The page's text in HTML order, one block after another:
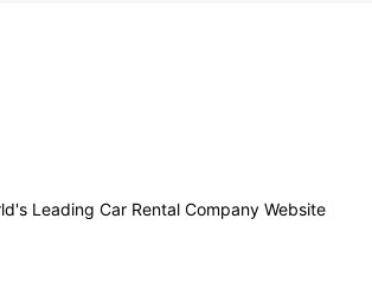
Leading Car Rental Company Website